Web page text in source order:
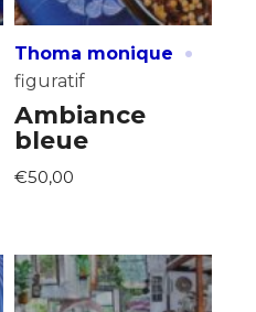
Thoma monique ·
figuratif
Ambiance
bleue
€50,00